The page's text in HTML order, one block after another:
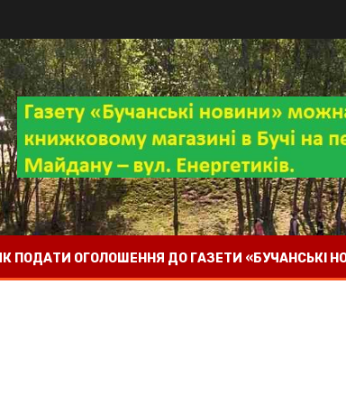
ПОДАТИ ОГОЛОШЕННЯ ДО ГАЗЕТИ «БУЧАНСЬКІ